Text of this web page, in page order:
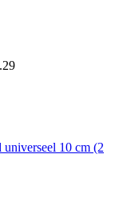
10 cm (2